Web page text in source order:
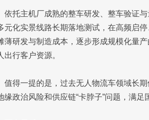
依托主机厂成熟的整车研发、整车验证
元化实景线路长期落地测试，在高频启
薄研发与制造成本，逐步形成规模化量
出行客户资源。
值得一提的是，过去无人物流车领域长
缘政治风险和供应链“卡脖子”问题，满